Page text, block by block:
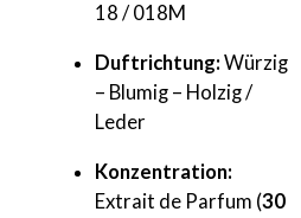
18 / 018M
Duftrichtung: Würzig
– Blumig – Holzig /
Leder
Konzentration:
Extrait de Parfum (30